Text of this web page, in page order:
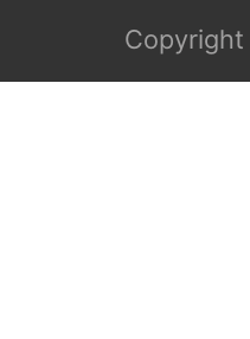
Copyright